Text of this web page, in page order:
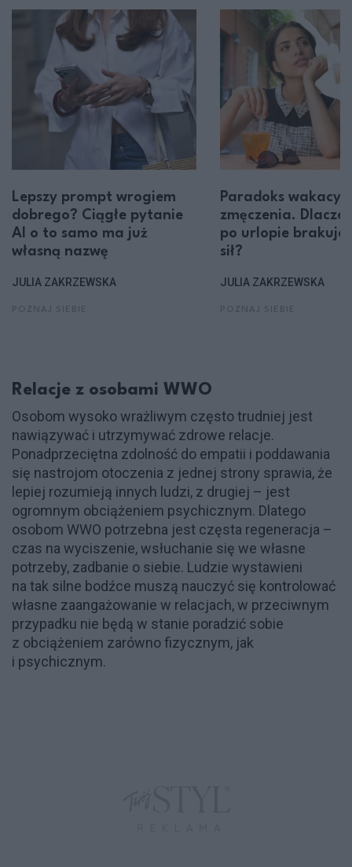
Lepszy prompt wrogiem
dobrego? Ciągłe pytanie
AI o to samo ma już
własną nazwę
JULIA ZAKRZEWSKA
Paradoks
zmęczenia.
po urlopie brakuje
sił?
JULIA ZAKRZEWSKA
Relacje z osobami WWO
Osobom wysoko wrażliwym często trudniej jest
nawiązywać i utrzymywać zdrowe relacje.
Ponadprzeciętna zdolność do empatii i poddawania
się nastrojom otoczenia z jednej strony sprawia, że
lepiej rozumieją innych ludzi, z drugiej – jest
ogromnym obciążeniem psychicznym. Dlatego
osobom WWO potrzebna jest częsta regeneracja –
czas na wyciszenie, wsłuchanie się we własne
potrzeby, zadbanie o siebie. Ludzie wystawieni
na tak silne bodźce muszą nauczyć się kontrolować
własne zaangażowanie w relacjach, w przeciwnym
przypadku nie będą w stanie poradzić sobie
z obciążeniem zarówno fizycznym, jak
i psychicznym.